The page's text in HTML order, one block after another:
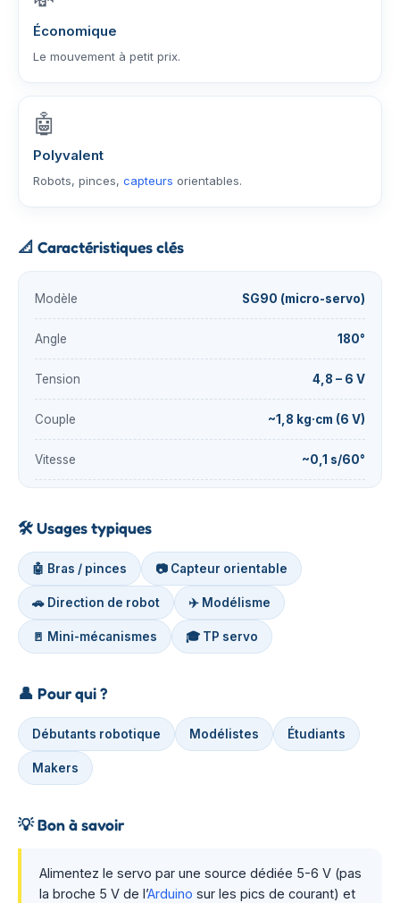
Économique
Le mouvement à petit prix.
🤖
Polyvalent
Robots, pinces, capteurs orientables.
📐 Caractéristiques clés
Modèle SG90 (micro-servo)
Angle 180°
Tension 4,8 – 6 V
Couple ~1,8 kg·cm (6 V)
Vitesse ~0,1 s/60°
🛠️Usages typiques
🤖 Bras / pinces 📷 Capteur orientable
🚗 Direction de robot ✈️ Modélisme
🚪 Mini-mécanismes 🎓 TP servo
👤 Pour qui ?
Débutants robotique Modélistes Étudiants
Makers
💡Bon à savoir
Alimentez le servo par une source dédiée 5-6 V (pas
la broche 5 V de l’Arduino sur les pics de courant) et